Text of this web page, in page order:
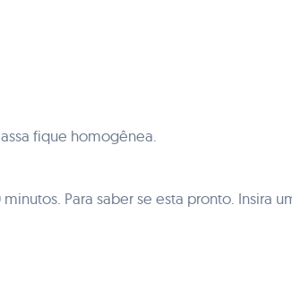
fique homogênea.
Para saber se esta pronto. Insira